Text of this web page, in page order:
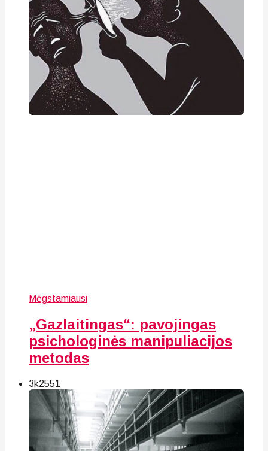
Mėgstamiausi
„Gazlaitingas“: pavojingas
psichologinės manipuliacijos
metodas
3k2551